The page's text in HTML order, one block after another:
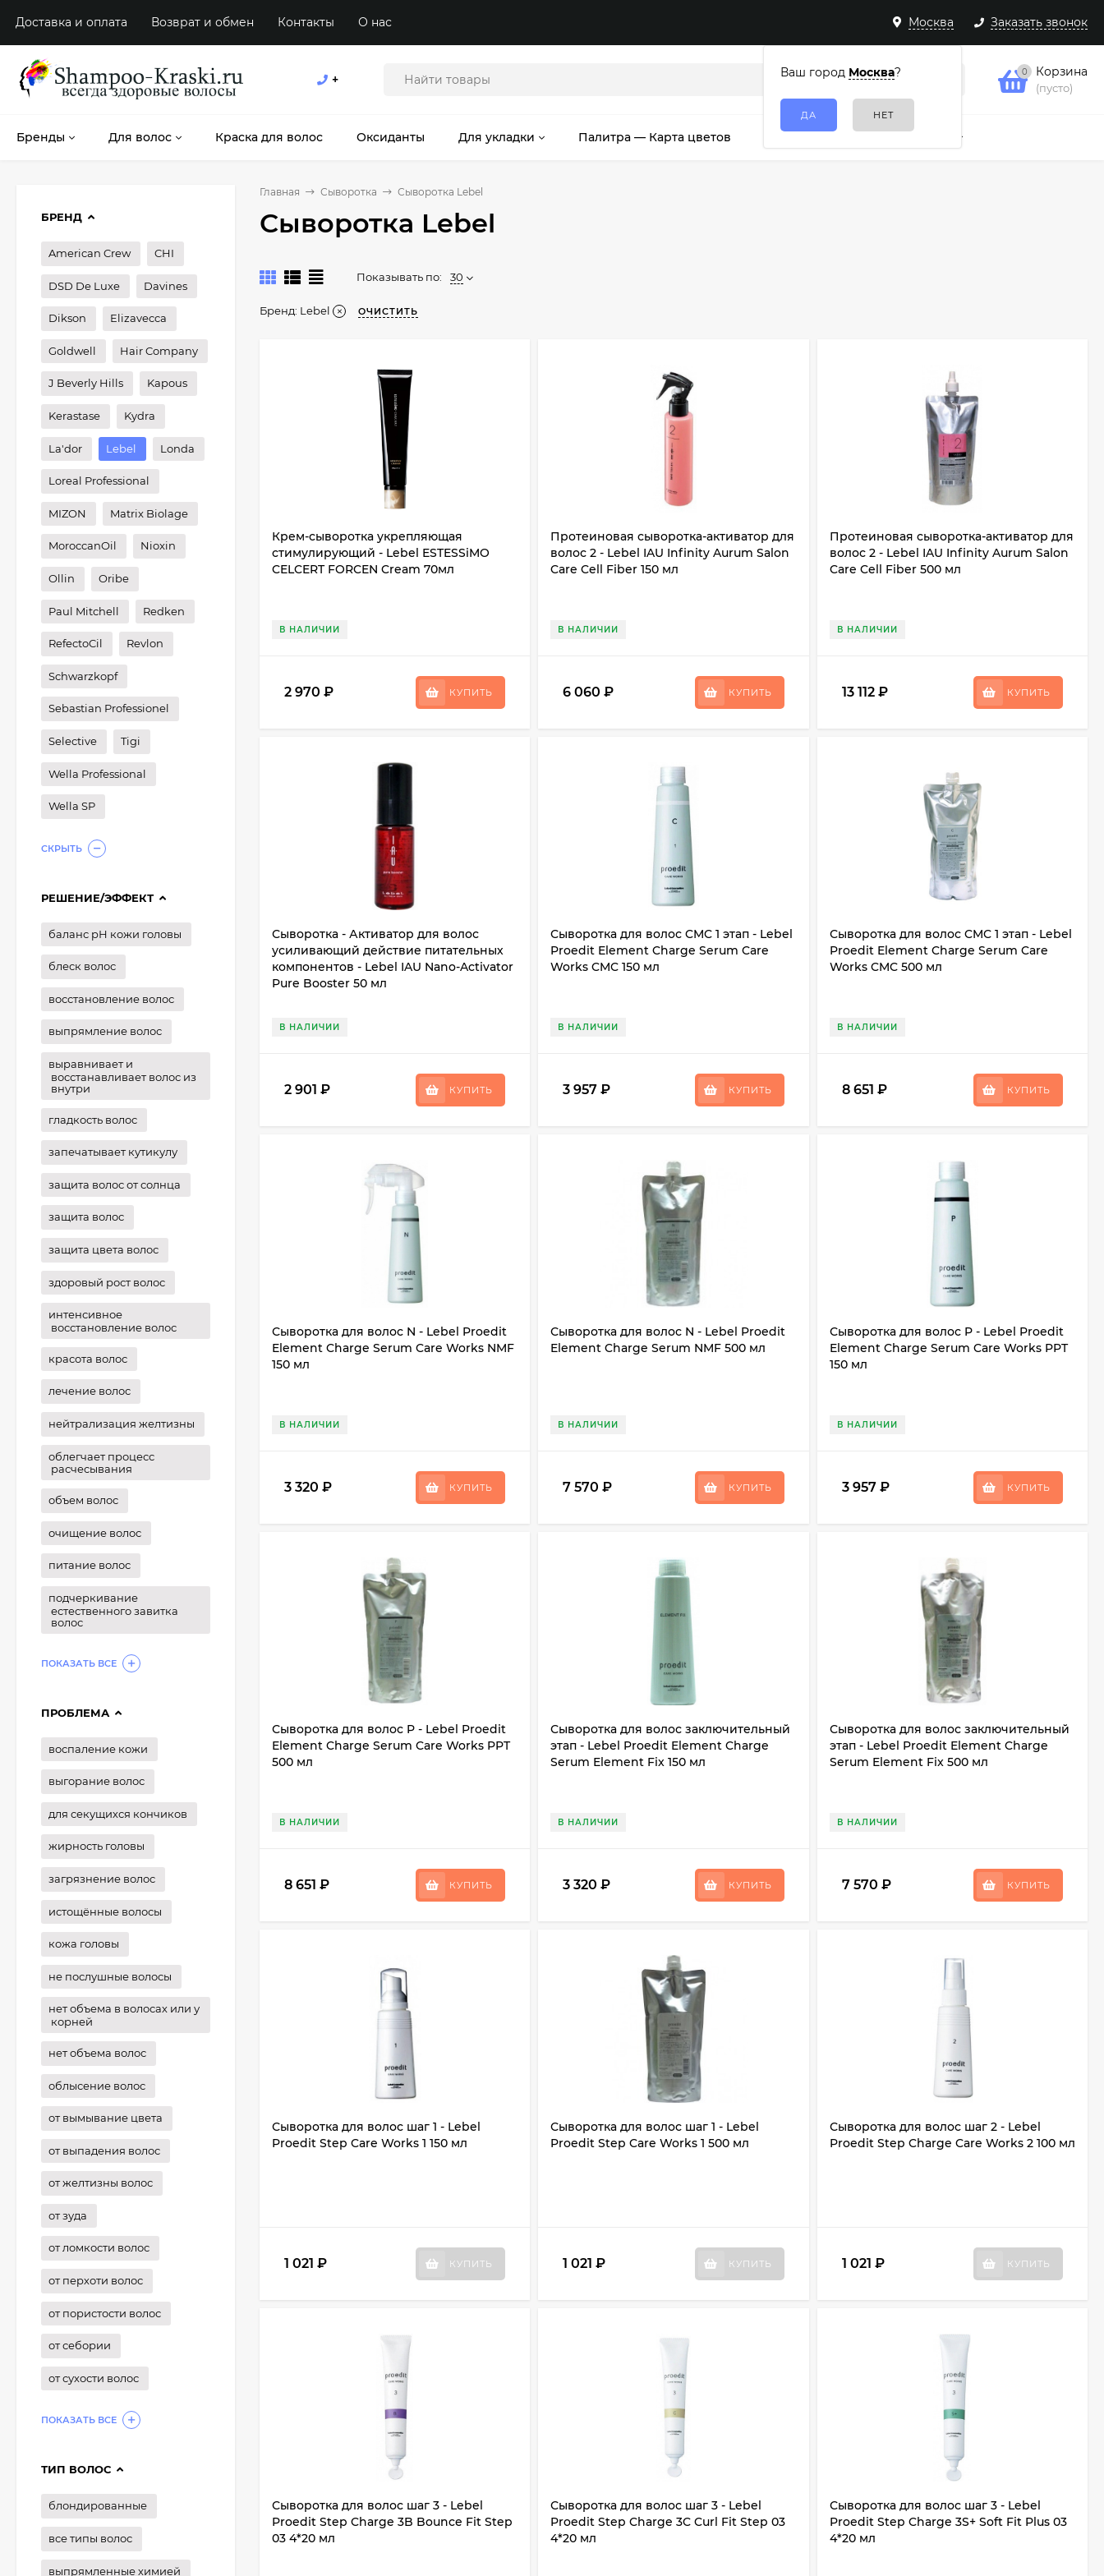
Москва
Ваш город Москва?
Заказать звонок
Доставка и оплата Возврат и обмен Контакты О нас
+
0 Корзина
(пусто)
Бренды Для волос Краска для волос Оксиданты Для укладки Палитра — Карта цветов
Главная Сыворотка Сыворотка Lebel
Сыворотка Lebel
Показывать по: 30
Бренд: Lebel ОЧИСТИТЬ
Крем-сыворотка укрепляющая
стимулирующий - Lebel ESTESSiMO
CELCERT FORCEN Cream 70мл
В НАЛИЧИИ
2 970 ₽ КУПИТЬ
Протеиновая сыворотка-активатор для
волос 2 - Lebel IAU Infinity Aurum Salon
Care Cell Fiber 150 мл
В НАЛИЧИИ
6 060₽ КУПИТЬ
Протеиновая сыворотка-активатор для
волос 2 - Lebel IAU Infinity Aurum Salon
Care Cell Fiber 500 мл
В НАЛИЧИИ
13 112 ₽ КУПИТЬ
Сыворотка - Активатор для волос
усиливающий действие питательных
компонентов - Lebel IAU Nano-Activator
Pure Booster 50 мл
В НАЛИЧИИ
2 901 ₽ КУПИТЬ
Сыворотка для волос CMC 1 этап - Lebel
Proedit Element Charge Serum Care
Works CMC 150 мл
В НАЛИЧИИ
3 957₽ КУПИТЬ
Сыворотка для волос CMC 1 этап - Lebel
Proedit Element Charge Serum Care
Works CMC 500 мл
В НАЛИЧИИ
8 651 ₽ КУПИТЬ
Сыворотка для волос N - Lebel Proedit
Element Charge Serum Care Works NMF
150 мл
В НАЛИЧИИ
3 320 ₽ КУПИТЬ
Сыворотка для волос N - Lebel Proedit
Element Charge Serum NMF 500 мл
В НАЛИЧИИ
7 570₽ КУПИТЬ
Сыворотка для волос P - Lebel Proedit
Element Charge Serum Care Works PPT
150 мл
В НАЛИЧИИ
3 957 ₽ КУПИТЬ
Сыворотка для волос P - Lebel Proedit
Element Charge Serum Care Works PPT
500 мл
В НАЛИЧИИ
8 651 ₽ КУПИТЬ
Сыворотка для волос заключительный
этап - Lebel Proedit Element Charge
Serum Element Fix 150 мл
В НАЛИЧИИ
3 320₽ КУПИТЬ
Сыворотка для волос заключительный
этап - Lebel Proedit Element Charge
Serum Element Fix 500 мл
В НАЛИЧИИ
7 570 ₽ КУПИТЬ
Сыворотка для волос шаг 1 - Lebel
Proedit Step Care Works 1 150 мл
1 021 ₽ КУПИТЬ
Сыворотка для волос шаг 1 - Lebel
Proedit Step Care Works 1 500 мл
1 021₽ КУПИТЬ
Сыворотка для волос шаг 2 - Lebel
Proedit Step Charge Care Works 2 100 мл
1 021 ₽ КУПИТЬ
Сыворотка для волос шаг 3 - Lebel
Proedit Step Charge 3B Bounce Fit Step
03 4*20 мл
Сыворотка для волос шаг 3 - Lebel
Proedit Step Charge 3C Curl Fit Step 03
4*20 мл
Сыворотка для волос шаг 3 - Lebel
Proedit Step Charge 3S+ Soft Fit Plus 03
4*20 мл
БРЕНД
American Crew CHI
DSD De Luxe Davines
Dikson Elizavecca
Goldwell Hair Company
J Beverly Hills Kapous
Kerastase Kydra
La'dor Lebel Londa
Loreal Professional
MIZON Matrix Biolage
MoroccanOil Nioxin
Ollin Oribe
Paul Mitchell Redken
RefectoCil Revlon
Schwarzkopf
Sebastian Professionel
Selective Tigi
Wella Professional
Wella SP
СКРЫТЬ
РЕШЕНИЕ/ЭФФЕКТ
баланс рН кожи головы
блеск волос
восстановление волос
выпрямление волос
выравнивает и
восстанавливает волос из
внутри
гладкость волос
запечатывает кутикулу
защита волос от солнца
защита волос
защита цвета волос
здоровый рост волос
интенсивное
восстановление волос
красота волос
лечение волос
нейтрализация желтизны
облегчает процесс
расчесывания
объем волос
очищение волос
питание волос
подчеркивание
естественного завитка
волос
ПОКАЗАТЬ ВСЕ
ПРОБЛЕМА
воспаление кожи
выгорание волос
для секущихся кончиков
жирность головы
загрязнение волос
истощённые волосы
кожа головы
не послушные волосы
нет объема в волосах или у
корней
нет объема волос
облысение волос
от вымывание цвета
от выпадения волос
от желтизны волос
от зуда
от ломкости волос
от перхоти волос
от пористости волос
от себории
от сухости волос
ПОКАЗАТЬ ВСЕ
ТИП ВОЛОС
блондированные
все типы волос
выпрямленные химией